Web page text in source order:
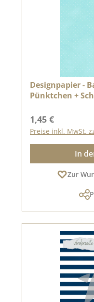
Designpapier -
Pünktchen +
Regulärer Preis:
1,45 €
Preise inkl. MwSt.
In
Zur